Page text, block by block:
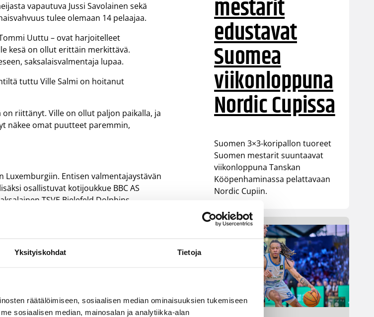
Yksityiskohdat Tietoja
räätälöimiseen, sosiaalisen median ominaisuuksien tukemiseen
sosiaalisen median, mainosalan ja analytiikka-alan
vapautuva Jussi Savolainen sekä
tulee olemaan 14 pelaajaa.
Uuttu – ovat harjoitelleet
kesä on ollut erittäin merkittävä.
saksalaisvalmentaja lupaa.
tuttu Ville Salmi on hoitanut
riittänyt. Ville on ollut paljon paikalla, ja
näkee omat puutteet paremmin,
Entisen valmentajaystävän
osallistuvat kotijoukkue BBC AS
TSVE Bielefeld Dolphins.
Salohallissa pidettävään
I Divisioona käynnistyy Vilppaan
Visa-Basket Helsingistä.
mestarit
edustavat
Suomea
viikonloppuna
Nordic Cupissa
Suomen 3×3-koripallon tuoreet
Suomen mestarit suuntaavat
viikonloppuna Tanskan
Kööpenhaminassa pelattavaan
Nordic Cupiin.